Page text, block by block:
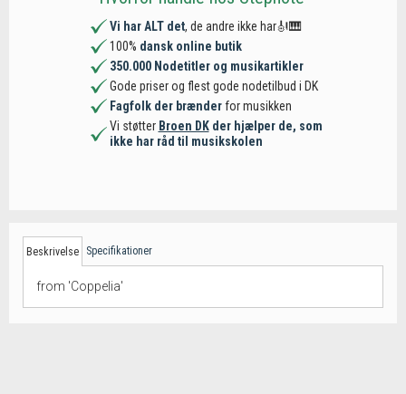
Vi har ALT det, de andre ikke har🎻🎹
100% dansk online butik
350.000 Nodetitler og musikartikler
Gode priser og flest gode nodetilbud i DK
Fagfolk der brænderfor musikken
Vi støtter Broen DKder hjælper de, som
ikke har råd til musikskolen
Beskrivelse Specifikationer
from 'Coppelia'